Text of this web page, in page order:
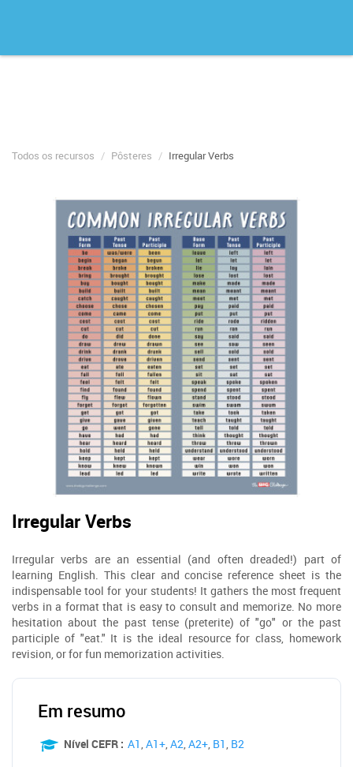
Todos os recursos Pôsteres Irregular Verbs
Irregular Verbs
Irregular verbs are an essential (and often dreaded!) part of
learning English. This clear and concise reference sheet is the
indispensable tool for your students! It gathers the most frequent
verbs in a format that is easy to consult and memorize. No more
hesitation about the past tense (preterite) of "go" or the past
participle of "eat." It is the ideal resource for class, homework
revision, or for fun memorization activities.
Em resumo
Nível CEFR : A1,A1+,A2,A2+, B1, B2